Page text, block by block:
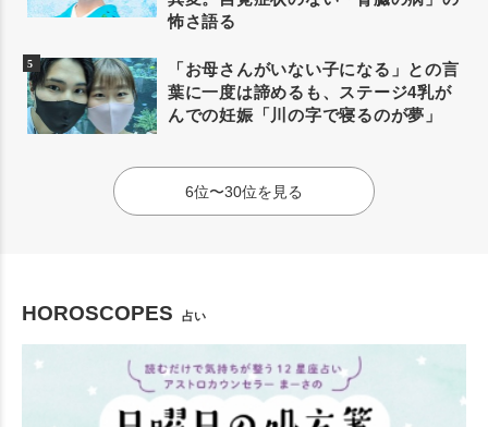
怖さ語る
「お母さんがいない子になる」との言
葉に一度は諦めるも、ステージ4乳が
んでの妊娠「川の字で寝るのが夢」
6位〜30位を見る
HOROSCOPES 占い